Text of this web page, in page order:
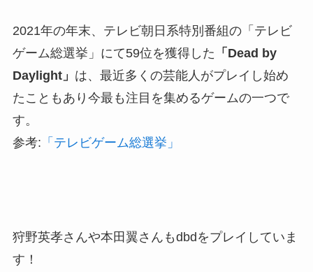
2021年の年末、テレビ朝日系特別番組の「テレビ
ゲーム総選挙」にて59位を獲得した 「Dead by
Daylight」 は、最近多くの芸能人がプレイし始め
たこともあり今最も注目を集めるゲームの一つで
す。
参考: 「テレビゲーム総選挙」
狩野英孝さんや本田翼さんもdbdをプレイしていま
す！